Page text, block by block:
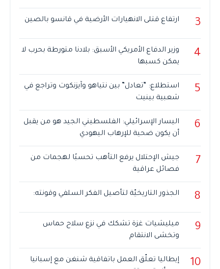
3 ارتفاع قتلى الانهيارات الأرضية في قانسو بالصين
4
وزير الدفاع الأمريكي الأسبق: بلادنا متورطة بحرب لا
يمكن كسبها
5
استطلاع: “تعادل” بين نتياهو وآيزنكوت وتراجع في
شعبية بينيت
6
اليسار الإسرائيلي: الفلسطيني الجيد هو من يقبل
أن يكون ضحية للإرهاب اليهودي
7
جيش الإحتلال يرفع التأهب تحسبًا لهجمات من
فصائل عراقية
8 الجذور التاريخيّة لتأصيل الفكر السلفي وقونته:
9
ميليشيات غزة تشكك في نزع سلاح حماس
وتخشى الانتقام
10
إيطاليا تعلّق العمل باتفاقية شنغن مع إسبانيا